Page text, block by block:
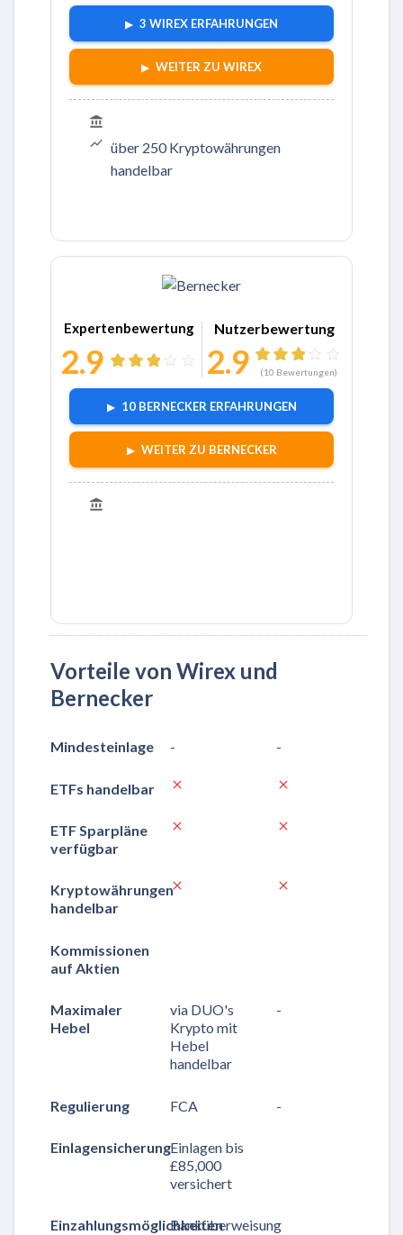
3 WIREX ERFAHRUNGEN
WEITER ZU WIREX
über 250 Kryptowährungen
handelbar
Zu Bernecker
Expertenbewertung
2.9
Nutzerbewertung
2.9 (10 Bewertungen)
10 BERNECKER ERFAHRUNGEN
WEITER ZU BERNECKER
Vorteile von Wirex und
Bernecker
Mindesteinlage - -
ETFs handelbar
ETF Sparpläne
verfügbar
Kryptowährungen
handelbar
Kommissionen
auf Aktien
Maximaler
Hebel
via DUO's
Krypto mit
Hebel
handelbar
-
Regulierung FCA -
EinlagensicherungEinlagen bis
£85,000
versichert
EinzahlungsmöglichkeitenBanküberweisung